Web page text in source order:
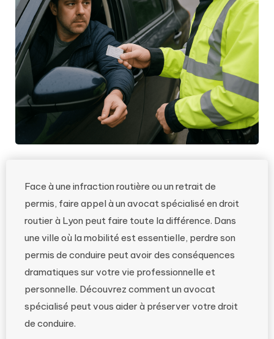
Face à une infraction routière ou un retrait de
permis, faire appel à un avocat spécialisé en droit
routier à Lyon peut faire toute la différence. Dans
une ville où la mobilité est essentielle, perdre son
permis de conduire peut avoir des conséquences
dramatiques sur votre vie professionnelle et
personnelle. Découvrez comment un avocat
spécialisé peut vous aider à préserver votre droit
de conduire.